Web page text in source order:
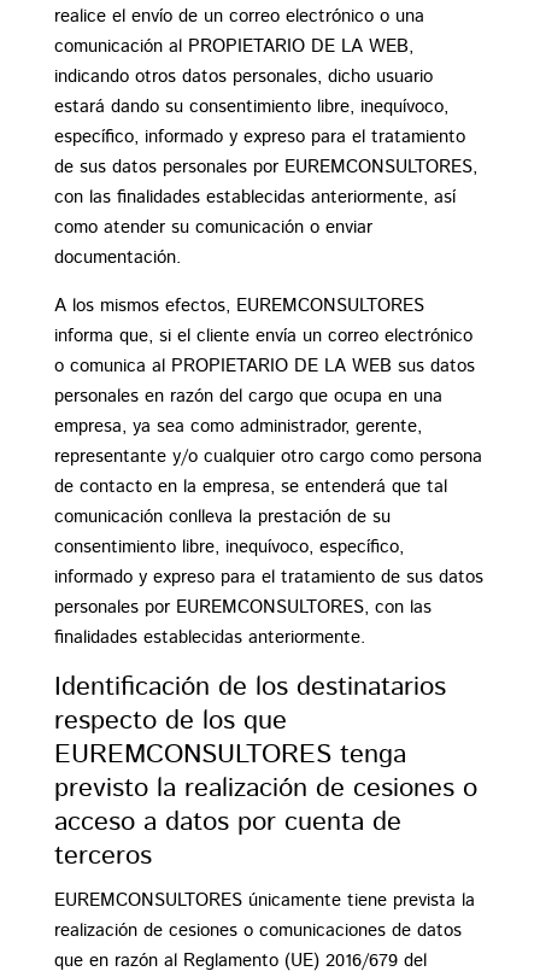
realice el envío de un correo electrónico o una
comunicación al PROPIETARIO DE LA WEB,
indicando otros datos personales, dicho usuario
estará dando su consentimiento libre, inequívoco,
específico, informado y expreso para el tratamiento
de sus datos personales por EUREMCONSULTORES,
con las finalidades establecidas anteriormente, así
como atender su comunicación o enviar
documentación.
A los mismos efectos, EUREMCONSULTORES
informa que, si el cliente envía un correo electrónico
o comunica al PROPIETARIO DE LA WEB sus datos
personales en razón del cargo que ocupa en una
empresa, ya sea como administrador, gerente,
representante y/o cualquier otro cargo como persona
de contacto en la empresa, se entenderá que tal
comunicación conlleva la prestación de su
consentimiento libre, inequívoco, específico,
informado y expreso para el tratamiento de sus datos
personales por EUREMCONSULTORES, con las
finalidades establecidas anteriormente.
Identificación de los destinatarios
respecto de los que
EUREMCONSULTORES tenga
previsto la realización de cesiones o
acceso a datos por cuenta de
terceros
EUREMCONSULTORES únicamente tiene prevista la
realización de cesiones o comunicaciones de datos
que en razón al Reglamento (UE) 2016/679 del